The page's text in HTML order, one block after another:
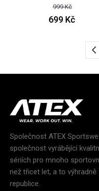
999 Kč
699 Kč
Společnost ATEX
společnost vyrábějící
sériích pro mnoho
než třicet let, a to výhradně
republice.